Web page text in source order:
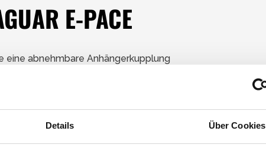
Details Über Cookies
E-PACE
eine abnehmbare Anhängerkupplung